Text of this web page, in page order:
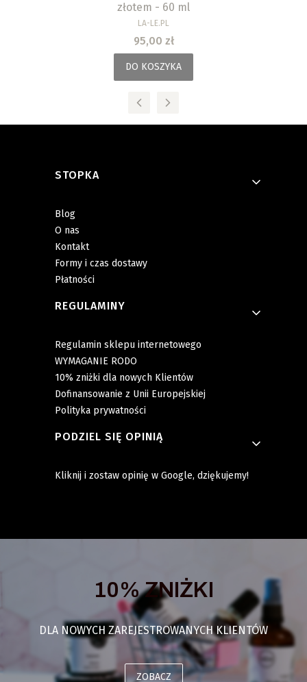
złotem - 60 ml
PRODUCENT
LA-LE.PL
Cena
95,00 zł
DO KOSZYKA
Linki w stopce
STOPKA
Blog
O nas
Kontakt
Formy i czas dostawy
Płatności
REGULAMINY
Regulamin sklepu internetowego
WYMAGANIE RODO
10% zniżki dla nowych Klientów
Dofinansowanie z Unii Europejskiej
Polityka prywatności
PODZIEL SIĘ OPINIĄ
Kliknij i zostaw opinię w Google, dziękujemy!
10% ZNIŻKI
DLA NOWYCH ZAREJESTROWANYCH KLIENTÓW
ZOBACZ